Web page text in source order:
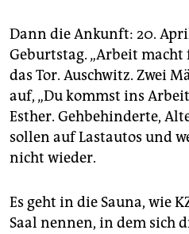
Dann die Ankunft: 20.
Geburtstag. „Arbeit
das Tor. Auschwitz. Zwei
auf, „Du kommst ins
Esther. Gehbehinderte,
sollen auf Lastautos und
nicht wieder.
Es geht in die Sauna, wie
Saal nennen, in dem sich